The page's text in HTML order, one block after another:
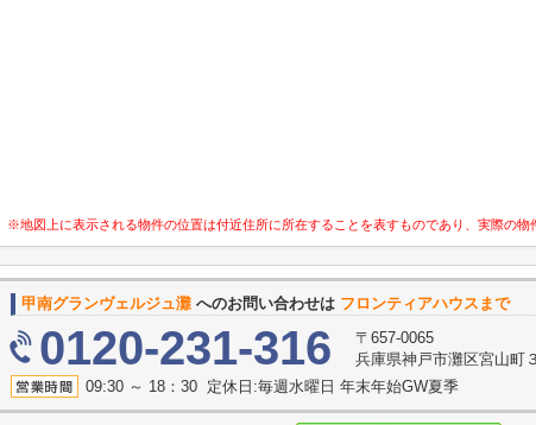
※地図上に表示される物件の位置は付近住所に所在することを表すものであり、実際の物
甲南グランヴェルジュ灘 へのお問い合わせは フロンティアハウスまで
0120-231-316
〒657-0065
兵庫県神戸市灘区宮山町
09:30 ～ 18：30 定休日:毎週水曜日 年末年始GW夏季